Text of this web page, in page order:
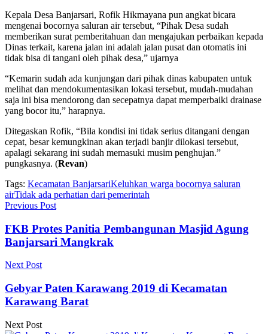
Kepala Desa Banjarsari, Rofik Hikmayana pun angkat bicara
mengenai bocornya saluran air tersebut, “Pihak Desa sudah
memberikan surat pemberitahuan dan mengajukan perbaikan kepada
Dinas terkait, karena jalan ini adalah jalan pusat dan otomatis ini
tidak bisa di tangani oleh pihak desa,” ujarnya
“Kemarin sudah ada kunjungan dari pihak dinas kabupaten untuk
melihat dan mendokumentasikan lokasi tersebut, mudah-mudahan
saja ini bisa mendorong dan secepatnya dapat memperbaiki drainase
yang bocor itu,” harapnya.
Ditegaskan Rofik, “Bila kondisi ini tidak serius ditangani dengan
cepat, besar kemungkinan akan terjadi banjir dilokasi tersebut,
apalagi sekarang ini sudah memasuki musim penghujan.”
pungkasnya. (Revan)
Tags: Kecamatan BanjarsariKeluhkan warga bocornya saluran
airTidak ada perhatian dari pemerintah
Previous Post
FKB Protes Panitia Pembangunan Masjid Agung
Banjarsari Mangkrak
Next Post
Gebyar Paten Karawang 2019 di Kecamatan
Karawang Barat
Next Post